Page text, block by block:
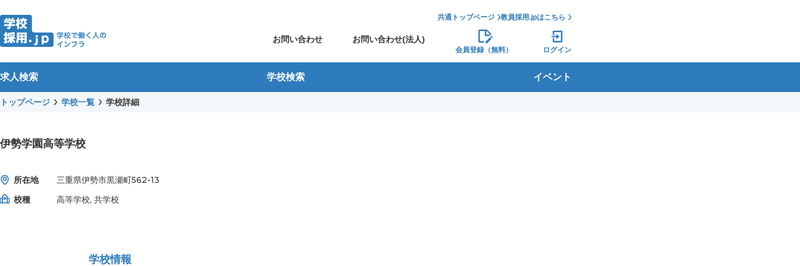
共通トップページ 教員採用.jpはこちら
お問い合わせ お問い合わせ(法人)
会員登録（無料） ログイン
求人検索 学校検索 イベント
トップページ 学校一覧 学校詳細
伊勢学園高等学校
所在地
三重県伊勢市黒瀬町562-13
校種
高等学校, 共学校
学校情報